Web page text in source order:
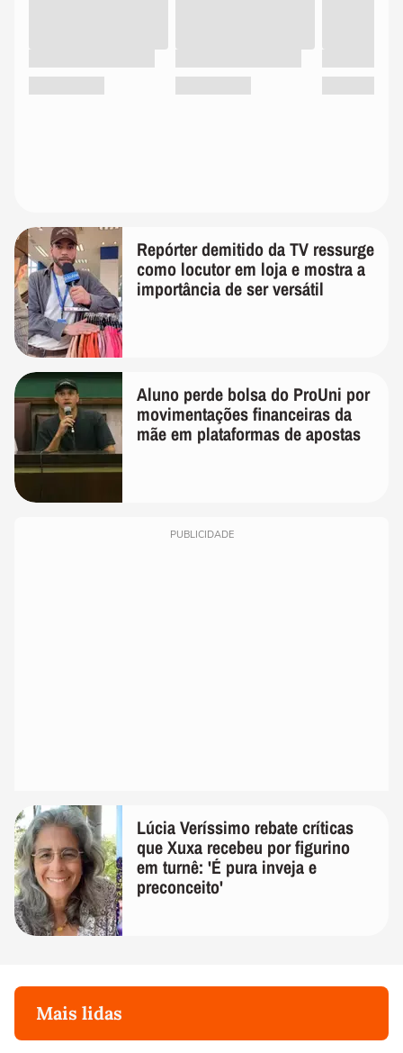
Repórter demitido da TV ressurge
como locutor em loja e mostra a
importância de ser versátil
Aluno perde bolsa do ProUni por
movimentações financeiras da
mãe em plataformas de apostas
PUBLICIDADE
Lúcia Veríssimo rebate críticas
que Xuxa recebeu por figurino
em turnê: 'É pura inveja e
preconceito'
Mais lidas